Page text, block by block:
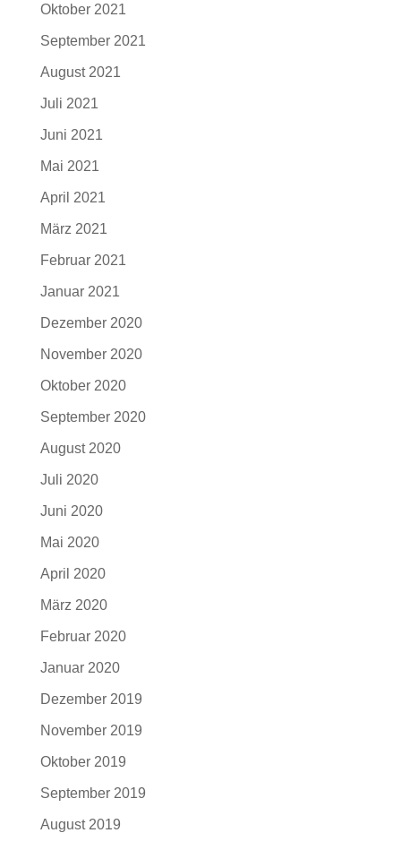
Oktober 2021
September 2021
August 2021
Juli 2021
Juni 2021
Mai 2021
April 2021
März 2021
Februar 2021
Januar 2021
Dezember 2020
November 2020
Oktober 2020
September 2020
August 2020
Juli 2020
Juni 2020
Mai 2020
April 2020
März 2020
Februar 2020
Januar 2020
Dezember 2019
November 2019
Oktober 2019
September 2019
August 2019